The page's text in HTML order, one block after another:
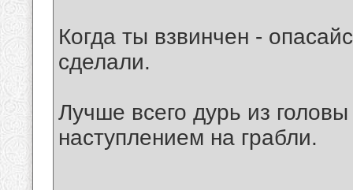
Когда ты взвинчен -
сделали.
Лучше всего дурь из
наступлением на грабли.